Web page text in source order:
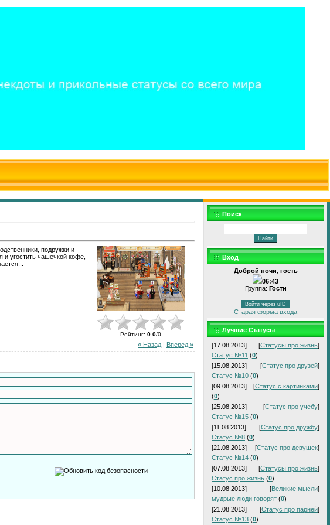
подружки и
угостить чашечкой кофе,
Рейтинг: 0.0/0
« Назад Вперед »
Поиск
Вход
Доброй ночи, гость
06:43
Группа: Гости
Войти через uID
Старая форма входа
Лучшие Статусы
[17.08.2013] [Статусы про жизнь]
Статус №11 (0)
[15.08.2013]
[Статус про друзей]
Статус №10 (0)
[09.08.2013]
[Статус с картинками]
(0)
[25.08.2013]
[Статус про учебу]
Статус №15 (0)
[11.08.2013]
[Статус про дружбу]
Статус №8 (0)
[21.08.2013]
[Статус про девушек]
Статус №14 (0)
[07.08.2013]
[Статусы про жизнь]
Статус про жизнь (0)
[10.08.2013]
[Великие мысли]
мудрые люди говорят (0)
[21.08.2013]
[Статус про парней]
Статус №13 (0)